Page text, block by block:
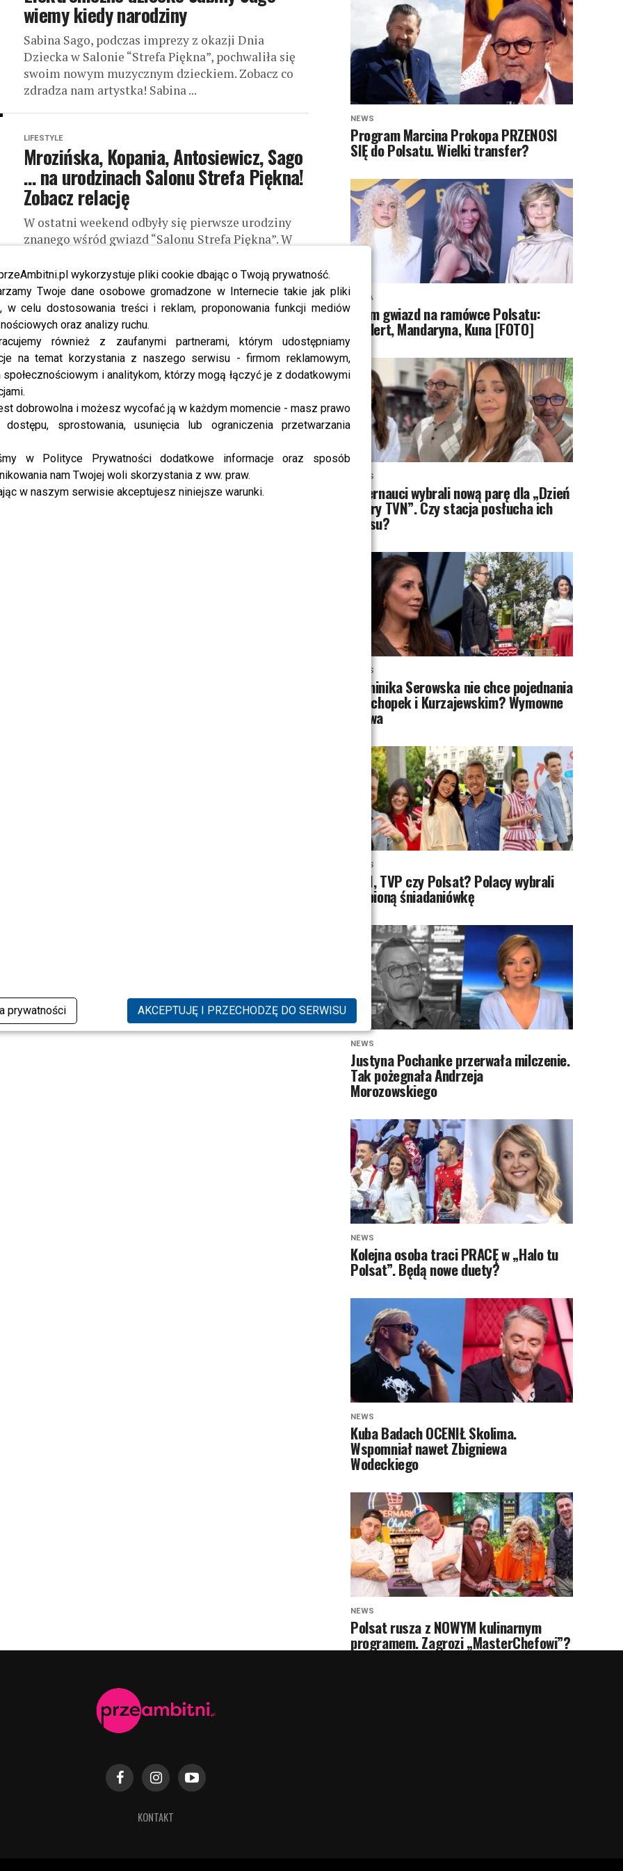
wykorzystuje pliki cookie dbając o Twoją prywatność.
Twoje dane osobowe gromadzone w Internecie takie jak pliki
w celu dostosowania treści i reklam, proponowania funkcji mediów
oraz analizy ruchu.
również z zaufanymi partnerami, którym udostępniamy
na temat korzystania z naszego serwisu - firmom reklamowym,
społecznościowym i analitykom, którzy mogą łączyć je z dodatkowymi
dobrowolna i możesz wycofać ją w każdym momencie - masz prawo
dostępu, sprostowania, usunięcia lub ograniczenia przetwarzania
w Polityce Prywatności dodatkowe informacje oraz sposób
nam Twojej woli skorzystania z ww. praw.
w naszym serwisie akceptujesz niniejsze warunki.
prywatności AKCEPTUJĘ I PRZECHODZĘ DO SERWISU
wiemy kiedy narodziny
Sabina Sago, podczas imprezy z okazji Dnia
Dziecka w Salonie “Strefa Piękna”, pochwaliła się
swoim nowym muzycznym dzieckiem. Zobacz co
zdradza nam artystka! Sabina ...
LIFESTYLE
Mrozińska, Kopania, Antosiewicz, Sago
… na urodzinach Salonu Strefa Piękna!
Zobacz relację
W ostatni weekend odbyły się pierwsze urodziny
znanego wśród gwiazd “Salonu Strefa Piękna”. W
LIFESTYLE
Fryzjerzy gwiazd – to u nich spotkasz
osoby z pierwszych stron gazet!
Gdzie można spotkać gwiazdy a przy okazji zadbać
piękny wygląd? Specjalnie dla Was zrobiliśmy listę
najlepszych salonów i ich znanych Klientów!
Polskie ...
Ludwisiak zachwycona młodzieńczą
urodą znanej gwiazdy! O kim mowa?
NEWS
Program Marcina Prokopa PRZENOSI
SIĘ do Polsatu. Wielki transfer?
MODA
Tłum gwiazd na ramówce Polsatu:
Englert, Mandaryna, Kuna [FOTO]
NEWS
Internauci wybrali nową parę dla „Dzień
dobry TVN”. Czy stacja posłucha ich
głosu?
NEWS
Dominika Serowska nie chce pojednania
z Cichopek i Kurzajewskim? Wymowne
słowa
NEWS
TVN, TVP czy Polsat? Polacy wybrali
ulubioną śniadaniówkę
NEWS
Justyna Pochanke przerwała milczenie.
Tak pożegnała Andrzeja
Morozowskiego
NEWS
Kolejna osoba traci PRACĘ w „Halo tu
Polsat”. Będą nowe duety?
NEWS
Kuba Badach OCENIŁ Skolima.
Wspomniał nawet Zbigniewa
Wodeckiego
NEWS
Polsat rusza z NOWYM kulinarnym
programem. Zagrozi „MasterChefowi”?
KONTAKT